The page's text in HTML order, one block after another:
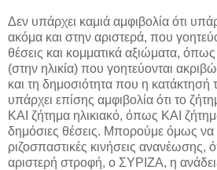
Δεν υπάρχει καμιά αμφιβολία ότι
ακόμα και στην αριστερά, που
θέσεις και κομματικά αξιώματα,
(στην ηλικία) που γοητεύονται
και τη δημοσιότητα που η κατάκτησή
υπάρχει επίσης αμφιβολία ότι το
ΚΑΙ ζήτημα ηλικιακό, όπως ΚΑΙ
δημόσιες θέσεις. Μπορούμε όμως να
ριζοσπαστικές κινήσεις ανανέωσης,
αριστερή στροφή, ο ΣΥΡΙΖΑ, η